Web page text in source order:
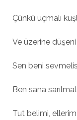
Çünkü uçmalı
Ve üzerine
Sen beni
Ben sana
Tut belimi,